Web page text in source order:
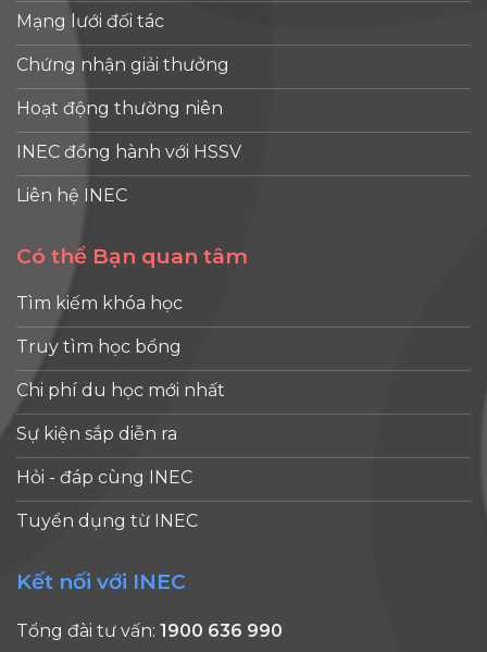
Mạng lưới đối tác
Chứng nhận giải thưởng
Hoạt động thường niên
INEC đồng hành với HSSV
Liên hệ INEC
Có thể Bạn quan tâm
Tìm kiếm khóa học
Truy tìm học bổng
Chi phí du học mới nhất
Sự kiện sắp diễn ra
Hỏi - đáp cùng INEC
Tuyển dụng từ INEC
Kết nối với INEC
Tổng đài tư vấn: 1900 636 990